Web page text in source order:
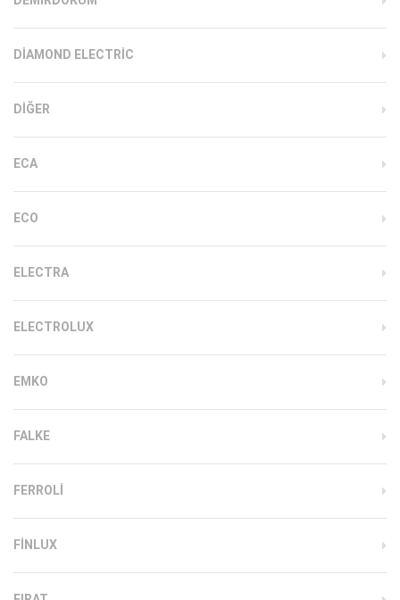
DIAMOND ELECTRIC
DIĞER
ECA
ECO
ELECTRA
ELECTROLUX
EMKO
FALKE
FERROLI
FINLUX